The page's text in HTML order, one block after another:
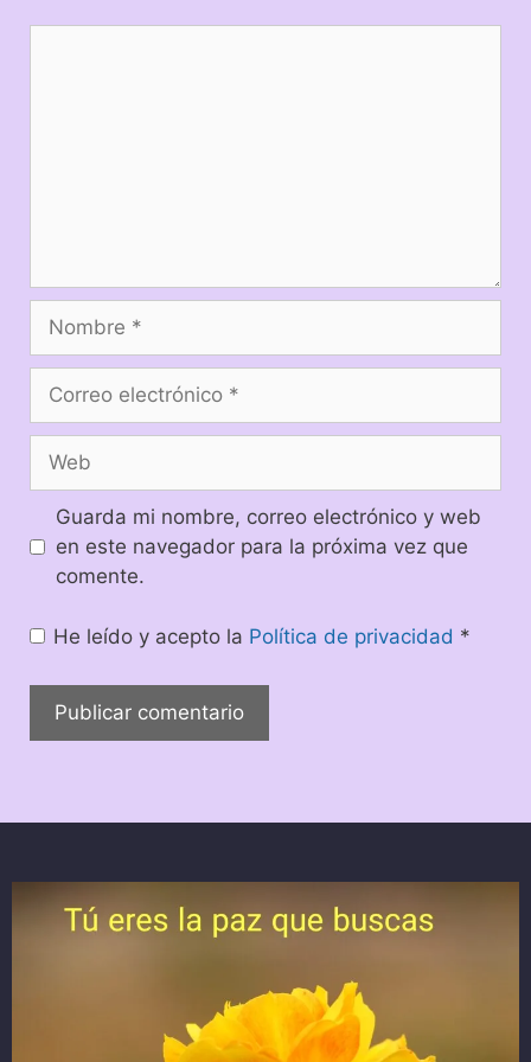
Guarda mi nombre, correo electrónico y web
en este navegador para la próxima vez que
comente.
He leído y acepto la Política de privacidad *